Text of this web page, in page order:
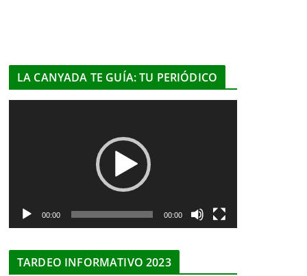
LA CANYADA TE GUÍA: TU PERIÓDICO
c
00:00 00:00
TARDEO INFORMATIVO 2023